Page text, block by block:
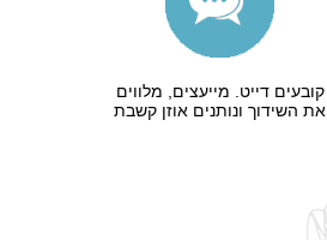
קובעים דייט. מייעצים, מלווים
את השידוך ונותנים אוזן קשבת